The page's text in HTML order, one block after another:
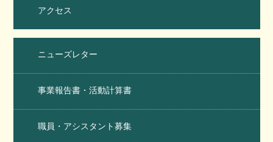
アクセス
ニューズレター
事業報告書・活動計算書
職員・アシスタント募集